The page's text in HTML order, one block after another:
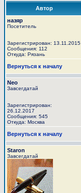
Автор
назяр
Посетитель
Зарегистрирован: 13.11.2015
Сообщения: 112
Откуда: Рязань
Вернуться к началу
Neo
Завсегдатай
Зарегистрирован:
26.12.2017
Сообщения: 545
Откуда: Москва
Вернуться к началу
Staron
Завсегдатай